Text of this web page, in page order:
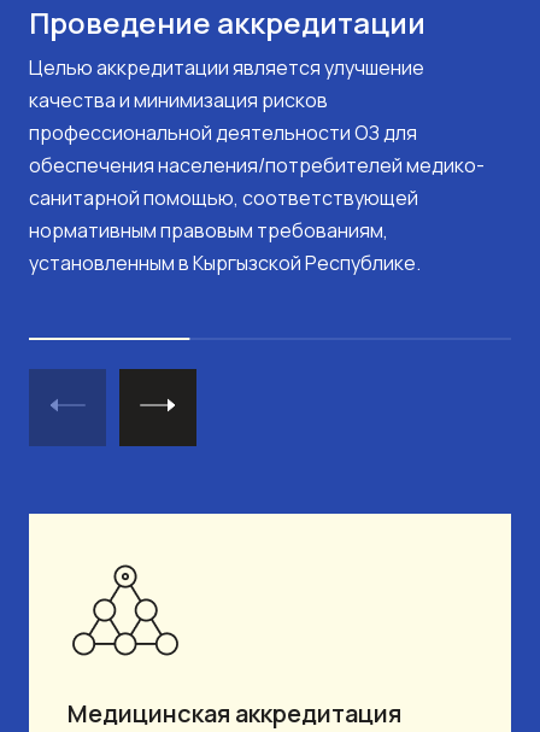
Проведение аккредитации
Целью аккредитации является улучшение
качества и минимизация рисков
профессиональной деятельности ОЗ для
обеспечения населения/потребителей медико-
санитарной помощью, соответствующей
нормативным правовым требованиям,
установленным в Кыргызской Республике.
Медицинская аккредитация